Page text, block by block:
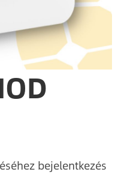
bejelentkezés